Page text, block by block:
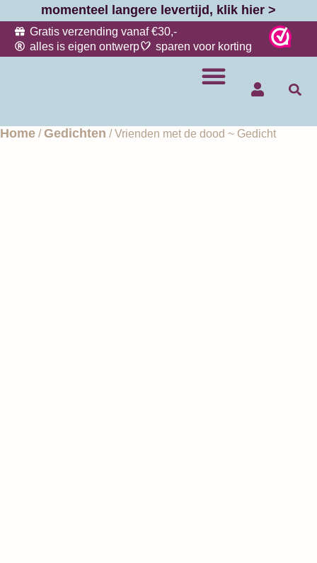
momenteel langere levertijd, klik hier >
Gratis verzending vanaf €30,-
alles is eigen ontwerp
sparen voor korting
Home /Gedichten / Vrienden met de dood ~ Gedicht